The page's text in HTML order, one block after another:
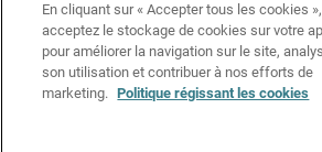
Avis sur les cookies
Politique de confidentialité
Charte Graphique
En cliquant sur « Accepter tous les cookies
acceptez le stockage de cookies sur votre
pour améliorer la navigation sur le site,
son utilisation et contribuer à nos efforts de
marketing. Politique régissant les cookies